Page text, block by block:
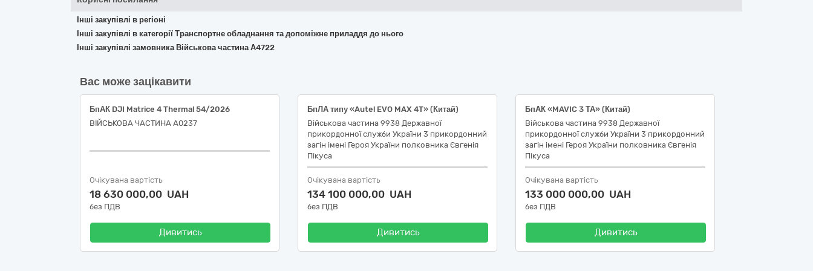
Інші закупівлі в регіоні
Інші закупівлі в категорії Транспортне обладнання та допоміжне приладдя до нього
Інші закупівлі замовника Військова частина А4722
Вас може зацікавити
БпАК DJI Matrice 4 Thermal 54/2026
ВІЙСЬКОВА ЧАСТИНА А0237
Очікувана вартість
18 630 000,00 UAH
без ПДВ
Дивитись
БпЛА типу «Autel EVO MAX 4T» (Китай)
Військова частина 9938 Державної
прикордонної служби України 3 прикордонний
загін імені Героя України полковника Євгенія
Пікуса
Очікувана вартість
134 100 000,00 UAH
без ПДВ
Дивитись
БпАК «MAVIC 3 ТА» (Китай)
Військова частина 9938 Державної
прикордонної служби України 3 прикордонний
загін імені Героя України полковника Євгенія
Пікуса
Очікувана вартість
133 000 000,00 UAH
без ПДВ
Дивитись